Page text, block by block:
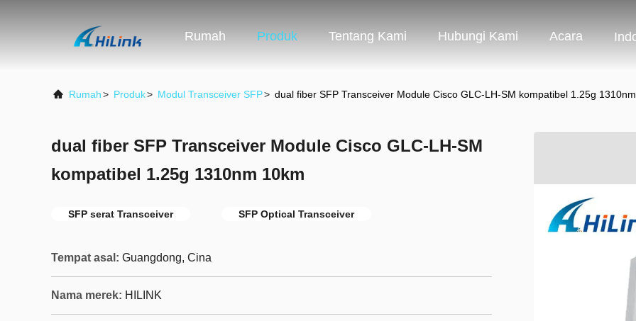
Rumah Produk Tentang Kami Hubungi Kami Acara
Rumah> Produk> Modul Transceiver SFP> dual fiber SFP Transceiver Module Cisco GLC-LH-SM kompatibel 1.25g
dual fiber SFP Transceiver Module Cisco GLC-LH-SM
kompatibel 1.25g 1310nm 10km
SFP serat Transceiver SFP Optical Transceiver
Tempat asal: Guangdong, Cina
Nama merek: HILINK